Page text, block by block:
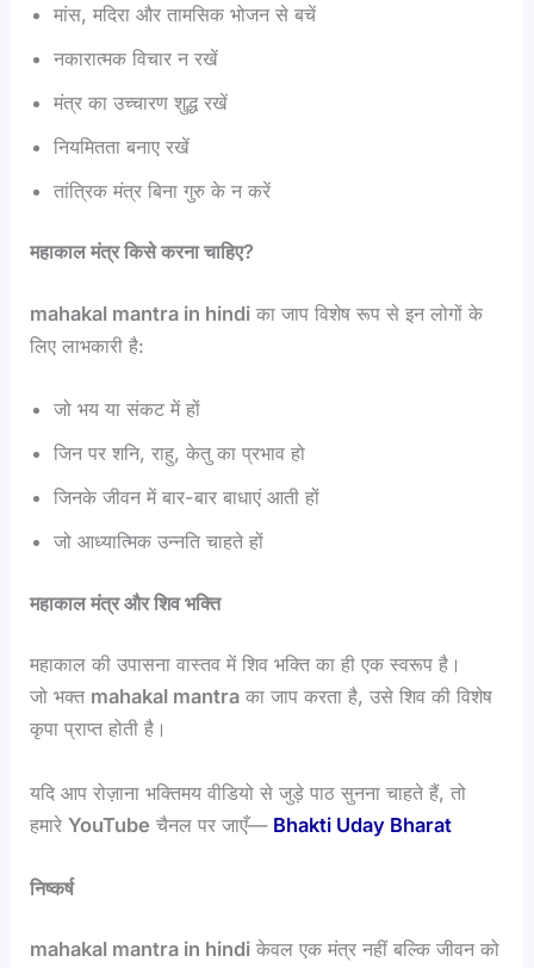
मांस, मदिरा और तामसिक भोजन से बचें
नकारात्मक विचार न रखें
मंत्र का उच्चारण शुद्ध रखें
नियमितता बनाए रखें
तांत्रिक मंत्र बिना गुरु के न करें
महाकाल मंत्र किसे करना चाहिए?
mahakal mantra in hindi का जाप विशेष रूप से इन लोगों के
लिए लाभकारी है:
जो भय या संकट में हों
जिन पर शनि, राहु, केतु का प्रभाव हो
जिनके जीवन में बार-बार बाधाएं आती हों
जो आध्यात्मिक उन्नति चाहते हों
महाकाल मंत्र और शिव भक्ति
महाकाल की उपासना वास्तव में शिव भक्ति का ही एक स्वरूप है।
जो भक्त mahakal mantra का जाप करता है, उसे शिव की विशेष
कृपा प्राप्त होती है।
यदि आप रोज़ाना भक्तिमय वीडियो से जुड़े पाठ सुनना चाहते हैं, तो
हमारेYouTube चैनल पर जाएँ— Bhakti Uday Bharat
निष्कर्ष
mahakal mantra in hindi केवल एक मंत्र नहीं बल्कि जीवन को